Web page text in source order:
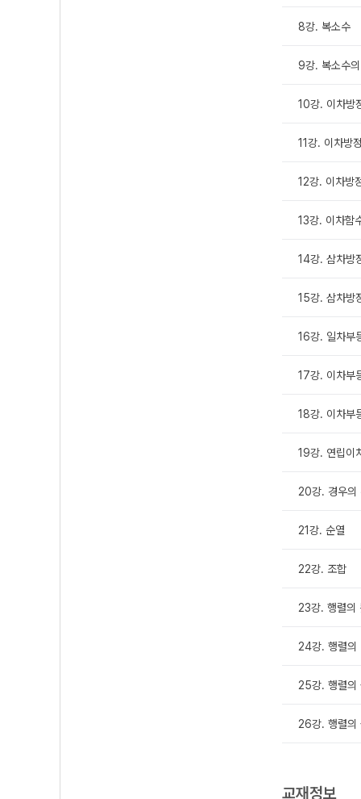
8강. 복소수
9강. 복소수
10강. 이차방
11강. 이차방
12강. 이차방
13강. 이차함
14강. 삼차방
15강. 삼차방
16강. 일차부
17강. 이차부
18강. 이차부
19강. 연립이
20강. 경우의
21강. 순열
22강. 조합
23강. 행렬의
24강. 행렬의
25강. 행렬의
26강. 행렬의
교재정보